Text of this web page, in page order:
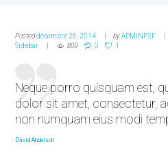
Posteddécembre 26, 2014 byADMINP2F
Sidebar
809 0 1
Neque porro quisquam est,
dolor sit amet, consectetur,
non numquam eius modi
David Anderson